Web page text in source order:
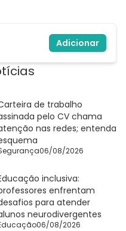
Adicionar
de trabalho
pelo CV chama
nas redes; entenda
06/08/2026
inclusiva:
enfrentam
para atender
neurodivergentes
06/08/2026